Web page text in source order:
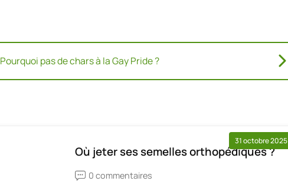
Pourquoi pas de chars à la Gay Pride ?
31 octobre 2025
Où jeter ses semelles orthopédiques ?
0 commentaires